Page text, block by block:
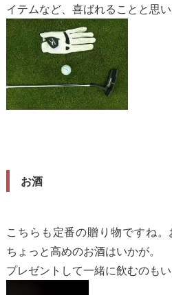
イテムなど、喜ばれることと思い
お酒
こちらも定番の贈り物ですね
ちょっと高めのお酒はいかが。
プレゼントして一緒に飲むのも